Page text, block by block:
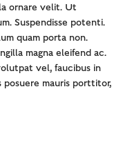
ornare velit. Ut
Suspendisse potenti.
quam porta non.
magna eleifend ac.
vel, faucibus in
posuere mauris porttitor,